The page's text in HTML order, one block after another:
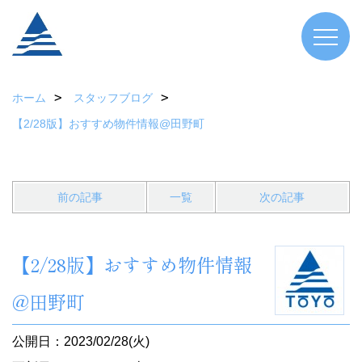
ホーム
スタッフブログ
【2/28版】おすすめ物件情報@田野町
前の記事 一覧 次の記事
【2/28版】おすすめ物件情報
@田野町
公開日：2023/02/28(火)